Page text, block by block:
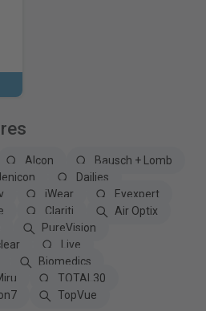
Alcon
Bausch + Lomb
Dailies
iWear
Eyexpert
Clariti
Air Optix
PureVision
Live
Biomedics
TOTAL30
TopVue